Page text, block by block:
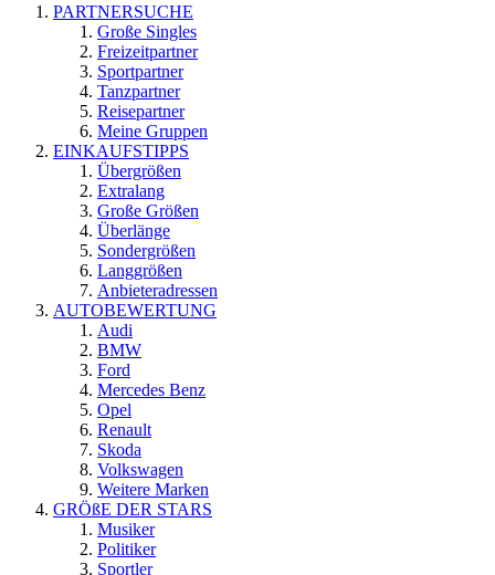
PARTNERSUCHE
Große Singles
Freizeitpartner
Sportpartner
Tanzpartner
Reisepartner
Meine Gruppen
EINKAUFSTIPPS
Übergrößen
Extralang
Große Größen
Überlänge
Sondergrößen
Langgrößen
Anbieteradressen
AUTOBEWERTUNG
Audi
BMW
Ford
Mercedes Benz
Opel
Renault
Skoda
Volkswagen
Weitere Marken
GRÖßE DER STARS
Musiker
Politiker
Sportler